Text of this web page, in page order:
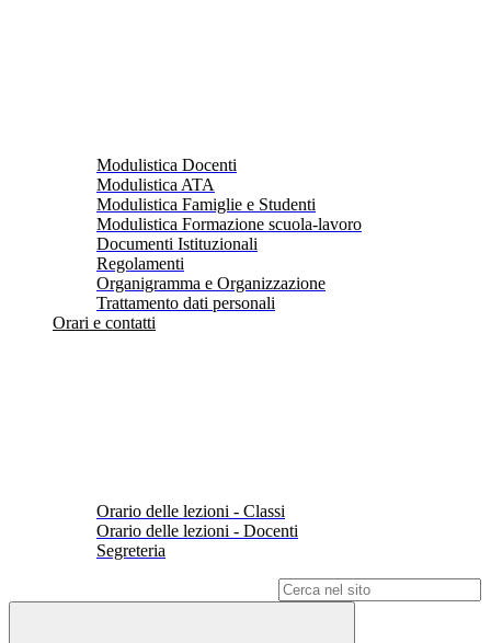
Modulistica Docenti
Modulistica ATA
Modulistica Famiglie e Studenti
Modulistica Formazione scuola-lavoro
Documenti Istituzionali
Regolamenti
Organigramma e Organizzazione
Trattamento dati personali
Orari e contatti
Orario delle lezioni - Classi
Orario delle lezioni - Docenti
Segreteria